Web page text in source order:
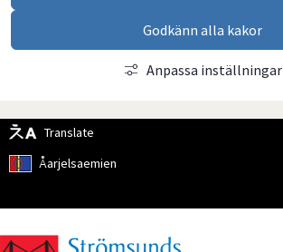
Godkänn alla kakor
Anpassa inställningar
Translate
Åarjelsaemien